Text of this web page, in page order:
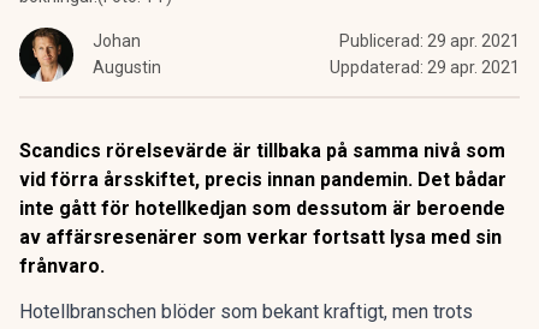
Johan
Augustin
Publicerad: 29 apr. 2021
Uppdaterad: 29 apr. 2021
Scandics rörelsevärde är tillbaka på samma nivå som
vid förra årsskiftet, precis innan pandemin. Det bådar
inte gått för hotellkedjan som dessutom är beroende
av affärsresenärer som verkar fortsatt lysa med sin
frånvaro.
Hotellbranschen blöder som bekant kraftigt, men trots